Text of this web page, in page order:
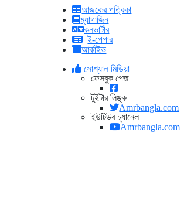
আজকের পত্রিকা
ম্যাগাজিন
কনভার্টার
ই-পেপার
আর্কাইভ
সোশ্যাল মিডিয়া
ফেসবুক পেজ
টুইটার লিঙ্ক
Amrbangla.com
ইউটিউব চ্যানেল
Amrbangla.com